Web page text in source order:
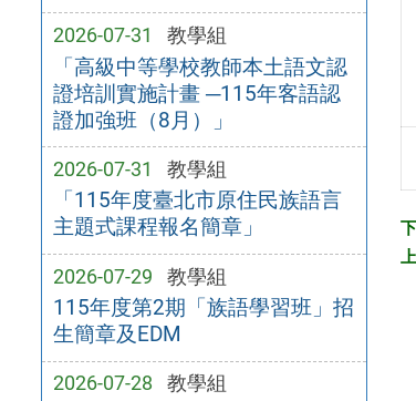
2026-07-31 教學組
「高級中等學校教師本土語文認
證培訓實施計畫 ─115年客語認
證加強班（8月）」
2026-07-31 教學組
「115年度臺北市原住民族語言
主題式課程報名簡章」
2026-07-29 教學組
115年度第2期「族語學習班」招
生簡章及EDM
2026-07-28 教學組